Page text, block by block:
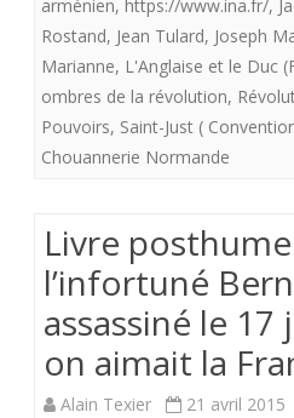
publication
des
Ombres
de
révolution
française
(1)
?
arménien, https://www.ina.fr/,
Rostand, Jean Tulard, Joseph
Marianne, L'Anglaise et le Duc
ombres de la révolution,
Pouvoirs, Saint-Just (
Chouannerie Normande
Livre
l’infortuné
assassiné le 17
on aimait la
Alain Texier 21 avril 2015